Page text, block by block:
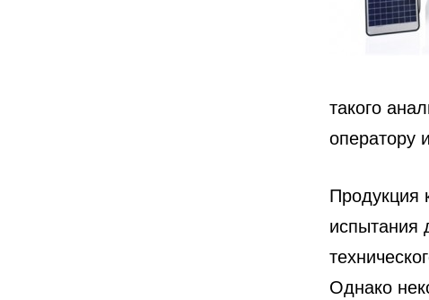
такого
оператору
Продукция
испытания
Однако